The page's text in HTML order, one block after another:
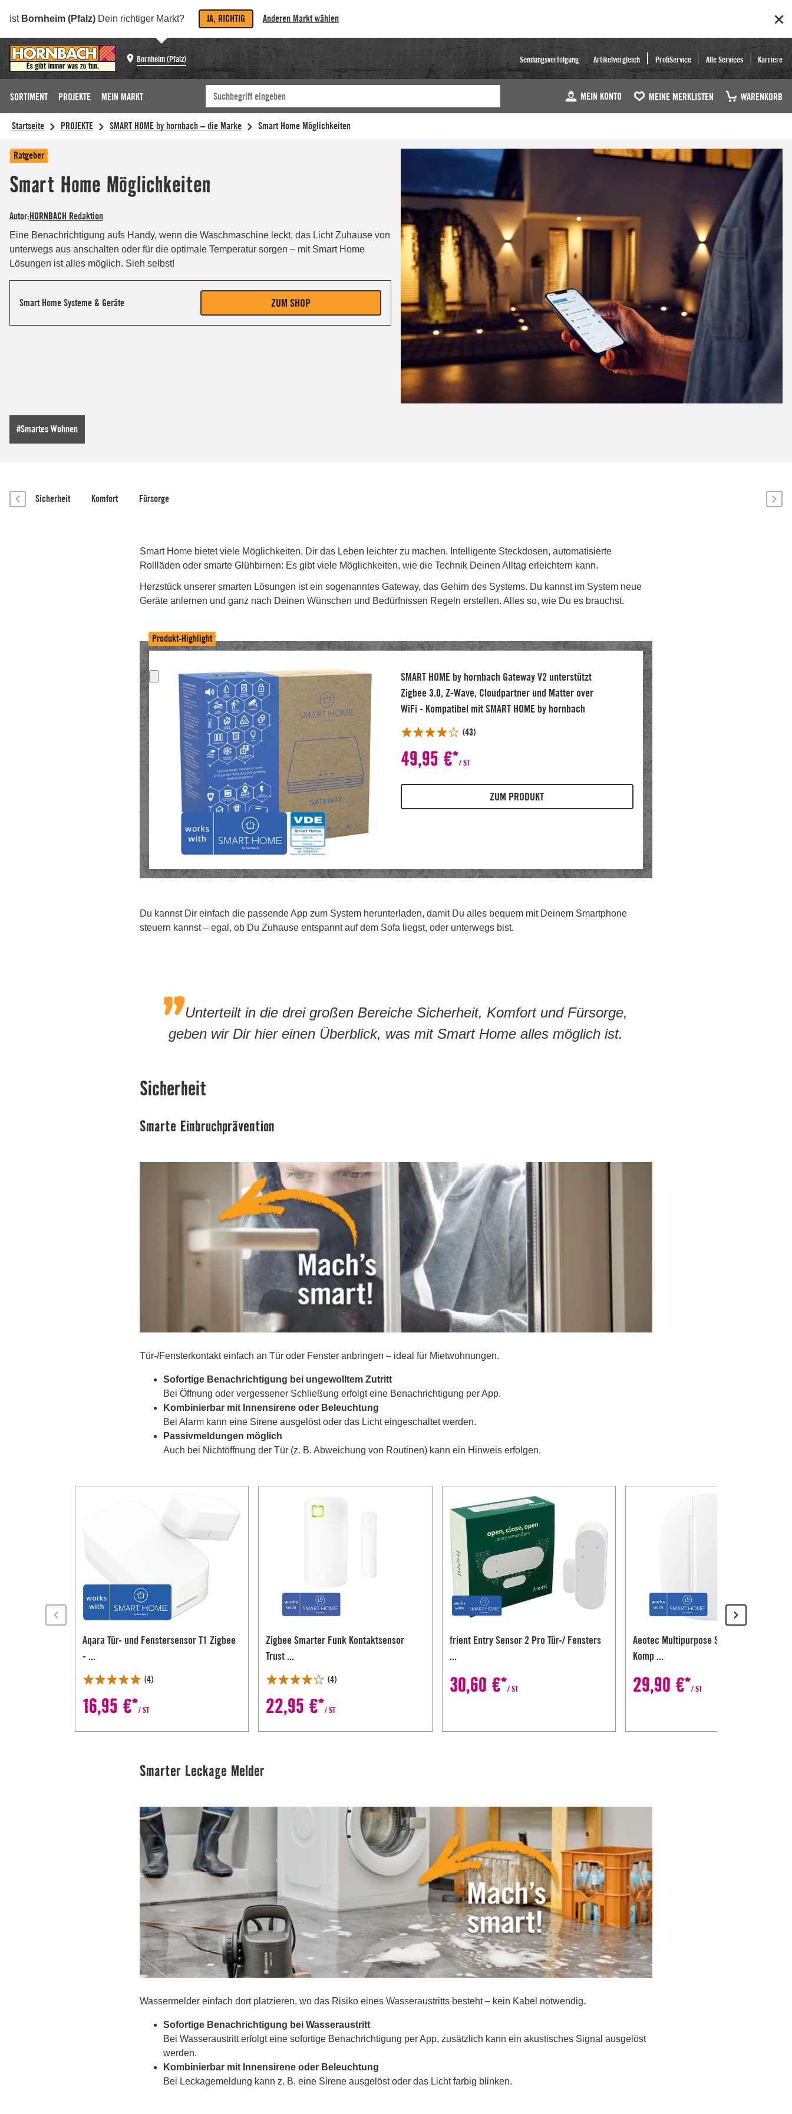
Ist Bornheim (Pfalz) Dein richtiger Markt? JA, RICHTIG Anderen Markt wählen
Bornheim (Pfalz) Sendungsverfolgung Artikelvergleich ProfiService Alle Services Karriere
SORTIMENT PROJEKTE MEIN MARKT MEIN KONTO MEINE MERKLISTEN WARENKORB